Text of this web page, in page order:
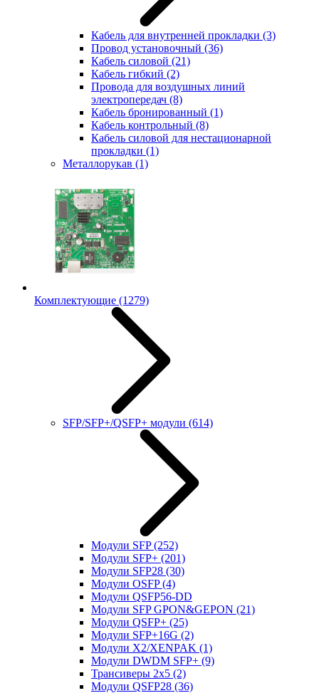
Кабель для внутренней прокладки (3)
Провод установочный (36)
Кабель силовой (21)
Кабель гибкий (2)
Провода для воздушных линий
электропередач (8)
Кабель бронированный (1)
Кабель контрольный (8)
Кабель силовой для нестационарной
прокладки (1)
Металлорукав (1)
Комплектующие (1279)
SFP/SFP+/QSFP+ модули (614)
Модули SFP(252)
Модули SFP+ (201)
Модули SFP28 (30)
Модули OSFP(4)
Модули QSFP56-DD
Модули SFP GPON&GEPON (21)
Модули QSFP+ (25)
Модули SFP+16G (2)
Модули X2/XENPAK (1)
Модули DWDM SFP+ (9)
Трансиверы 2x5 (2)
Модули QSFP28 (36)